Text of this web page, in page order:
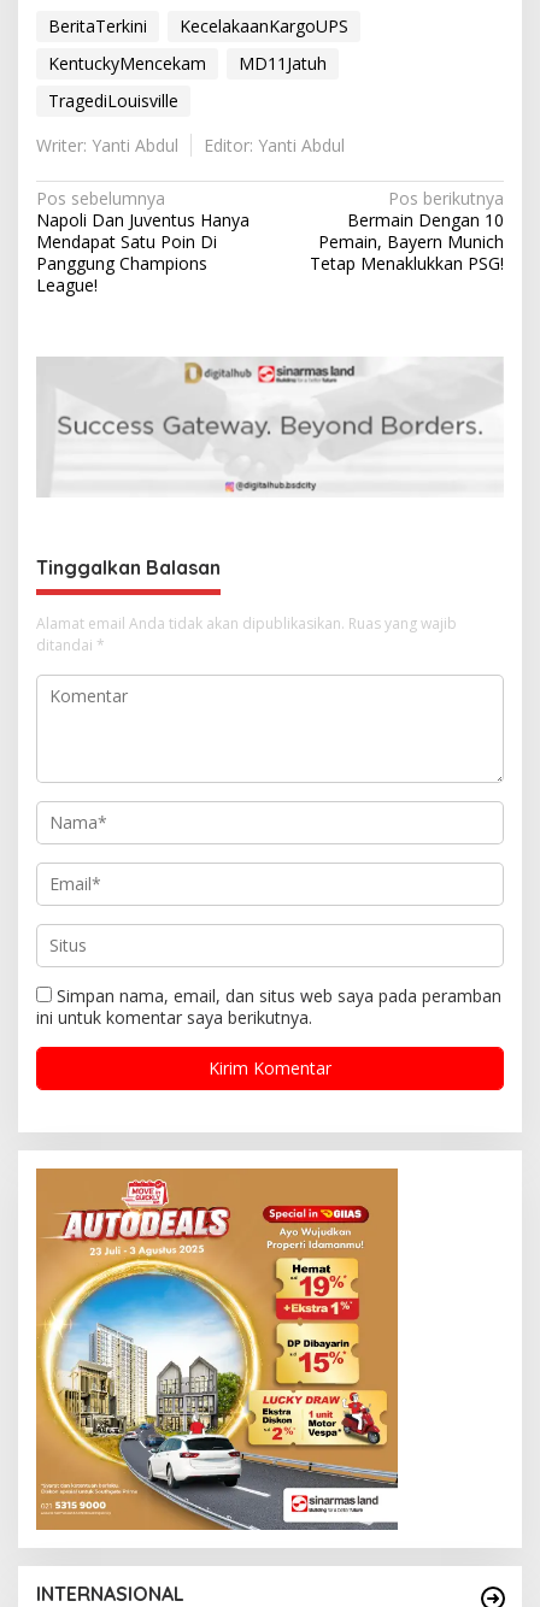
BeritaTerkini
KecelakaanKargoUPS
KentuckyMencekam
MD11Jatuh
TragediLouisville
Writer: Yanti Abdul
Editor: Yanti Abdul
N
a
v
o
Pos sebelumnya
Napoli Dan Juventus Hanya
Mendapat Satu Poin Di
Panggung Champions
League!
Pos berikutnya
Bermain Dengan 10
Pemain, Bayern Munich
Tetap Menaklukkan PSG!
Tinggalkan Balasan
Alamat email Anda tidak akan dipublikasikan. Ruas yang wajib
ditandai *
Simpan nama, email, dan situs web saya pada peramban
ini untuk komentar saya berikutnya.
INTERNASIONAL